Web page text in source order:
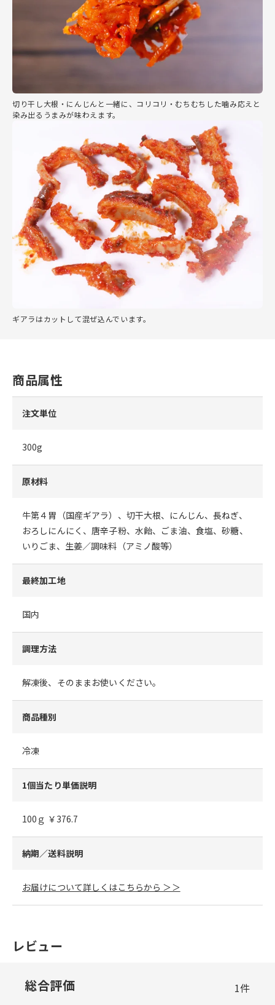
切り干し大根・にんじんと一緒に、コリコリ・むちむちした噛み応えと
染み出るうまみが味わえます。
ギアラはカットして混ぜ込んでいます。
商品属性
注文単位
300g
原材料
牛第４胃（国産ギアラ）、切干大根、にんじん、長ねぎ、
おろしにんにく、唐辛子粉、水飴、ごま油、食塩、砂糖、
いりごま、生姜／調味料（アミノ酸等）
最終加工地
国内
調理方法
解凍後、そのままお使いください。
商品種別
冷凍
1個当たり単価説明
100ｇ ￥376.7
納期／送料説明
お届けについて詳しくはこちらから ＞＞
レビュー
総合評価 1件